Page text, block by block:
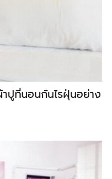
ปูที่นอนกันไรฝุ่นอย่าง